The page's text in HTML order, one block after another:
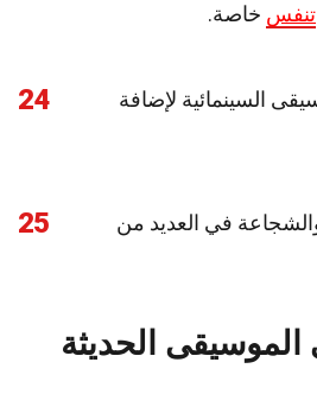
تنفس خاصة.
24
السينمائية لإضافة
25
والشجاعة في العديد من
الموسيقى الحديثة